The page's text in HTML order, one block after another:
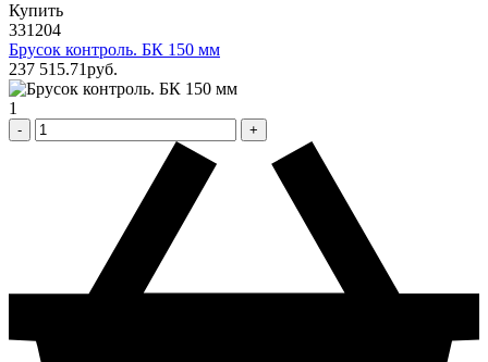
Купить
331204
Брусок контроль. БК 150 мм
237 515.71pуб.
1